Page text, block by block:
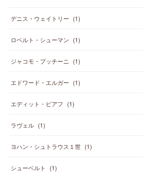
デニス・ウェイトリー (1)
ロベルト・シューマン (1)
ジャコモ・プッチーニ (1)
エドワード・エルガー (1)
エディット・ピアフ (1)
ラヴェル (1)
ヨハン・シュトラウス１世 (1)
シューベルト (1)